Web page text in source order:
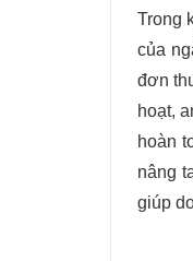
Trong
của
đơn
hoạt,
hoàn
nâng
giúp